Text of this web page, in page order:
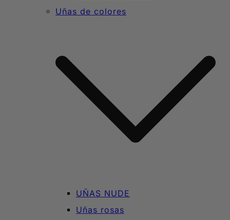
Uñas de colores
UÑAS NUDE
Uñas rosas